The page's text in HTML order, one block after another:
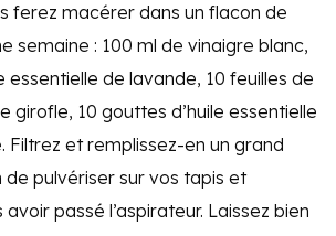
ferez macérer dans un flacon de
semaine : 100 ml de vinaigre blanc,
essentielle de lavande, 10 feuilles de
girofle, 10 gouttes d’huile essentielle
Filtrez et remplissez-en un grand
pulvériser sur vos tapis et
passé l’aspirateur. Laissez bien